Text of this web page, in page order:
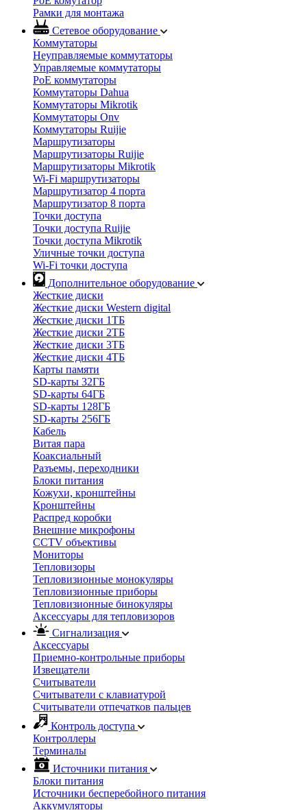
Рамки для монтажа
Сетевое оборудование
Коммутаторы
Неуправляемые коммутаторы
Управляемые коммутаторы
PoE коммутаторы
Коммутаторы Dahua
Коммутаторы Mikrotik
Коммутаторы Onv
Коммутаторы Ruijie
Маршрутизаторы
Маршрутизаторы Ruijie
Маршрутизаторы Mikrotik
Wi-Fi маршрутизаторы
Маршрутизатор 4 порта
Маршрутизатор 8 порта
Точки доступа
Точки доступа Ruijie
Точки доступа Mikrotik
Уличные точки доступа
Wi-Fi точки доступа
Дополнительное оборудование
Жесткие диски
Жесткие диски Western digital
Жесткие диски 1ТБ
Жесткие диски 2ТБ
Жесткие диски 3ТБ
Жесткие диски 4ТБ
Карты памяти
SD-карты 32ГБ
SD-карты 64ГБ
SD-карты 128ГБ
SD-карты 256ГБ
Кабель
Витая пара
Коаксиальный
Разъемы, переходники
Блоки питания
Кожухи, кронштейны
Кронштейны
Распред коробки
Внешние микрофоны
CCTV объективы
Мониторы
Тепловизоры
Тепловизионные монокуляры
Тепловизионные приборы
Тепловизионные бинокуляры
Аксессуары для тепловизоров
Сигнализация
Аксессуары
Приемно-контрольные приборы
Извещатели
Считыватели
Cчитыватели с клавиатурой
Cчитыватели отпечатков пальцев
Контроль доступа
Контроллеры
Терминалы
Источники питания
Блоки питания
Источники бесперебойного питания
Аккумуляторы